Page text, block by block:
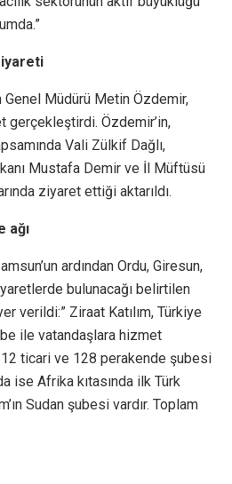
Genel Müdürü Metin Özdemir,
gerçekleştirdi. Özdemir’in,
Vali Zülkif Dağlı,
Mustafa Demir ve İl Müftüsü
ziyaret ettiği aktarıldı.
ağı
ardından Ordu, Giresun,
bulunacağı belirtilen
verildi:” Ziraat Katılım, Türkiye
ile vatandaşlara hizmet
ticari ve 128 perakende şubesi
ise Afrika kıtasında ilk Türk
Sudan şubesi vardır. Toplam